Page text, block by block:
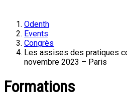
Odenth
Events
Congrès
Les assises des pratiques
novembre 2023 – Paris
Formations